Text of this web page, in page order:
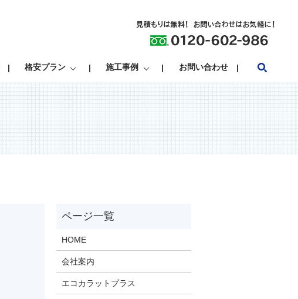
格安プラン 施工事例 お問い合わせ
HOME
会社案内
エコカラットプラス